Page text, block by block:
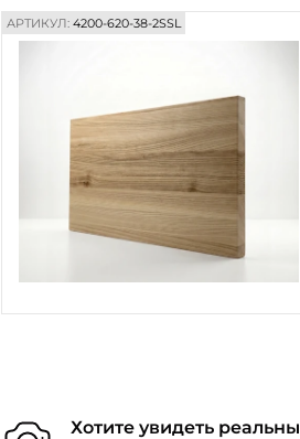
АРТИКУЛ: 4200-620-38-2SSL
Хотите увидеть